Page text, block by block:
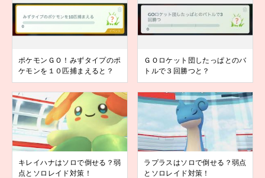
ポケモンＧＯ！みずタイプのポ
ケモンを１０匹捕まえると？
ＧＯロケット団したっぱとのバ
トルで３回勝つと？
キレイハナはソロで倒せる？弱
点とソロレイド対策！
ラプラスはソロで倒せる？弱点
とソロレイド対策！